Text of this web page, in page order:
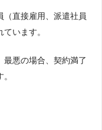
（直接雇用、派遣社員
います。
最悪の場合、契約満了